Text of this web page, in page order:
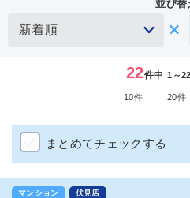
並び替
22件中 1～
10件 20件
まとめてチェックする
マンション 伏見店